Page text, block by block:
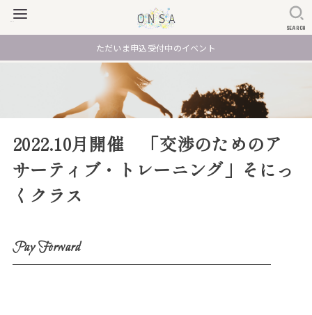
SEARCH
ただいま申込受付中のイベント
2022.10月開催 「交渉のためのア
サーティブ・トレーニング」そにっ
くクラス
Pay Forward